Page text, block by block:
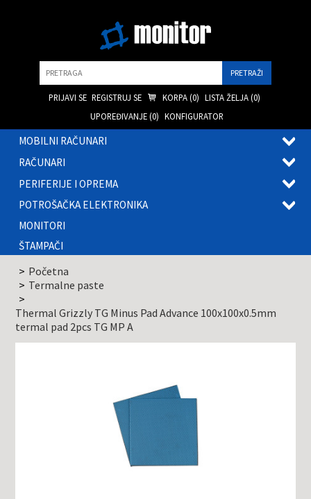
PRIJAVI SE REGISTRUJ SE KORPA (0) LISTA ŽELJA (0)
UPOREĐIVANJE (0) KONFIGURATOR
MOBILNI RAČUNARI
RAČUNARI
PERIFERIJE I OPREMA
POTROŠAČKA ELEKTRONIKA
MONITORI
ŠTAMPAČI
Početna
Termalne paste
Thermal Grizzly TG Minus Pad Advance 100x100x0.5mm
termal pad 2pcs TG MP A